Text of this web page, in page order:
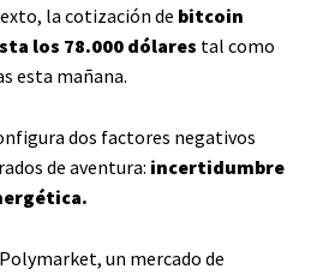
la cotización de bitcoin
los 78.000 dólares tal como
esta mañana.
dos factores negativos
de aventura: incertidumbre
un mercado de